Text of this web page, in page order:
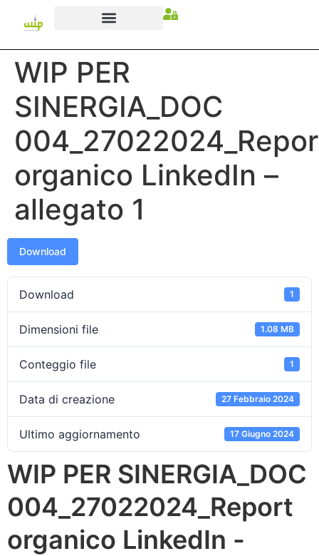
WIP PER
SINERGIA_DOC
organico LinkedIn –
allegato 1
Download
Download 1
Dimensioni file 1.08 MB
Conteggio file 1
Data di creazione 27 Febbraio 2024
Ultimo aggiornamento 17 Giugno 2024
WIP PER SINERGIA_DOC
004_27022024_Report
organico LinkedIn -